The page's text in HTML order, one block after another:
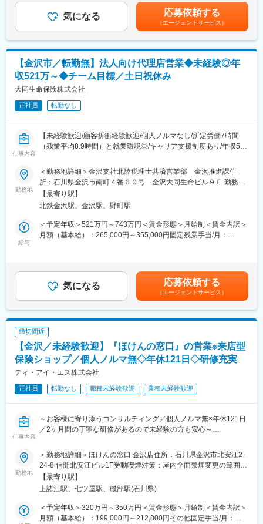
と、長く働ける環境が整っています。また、全国に店舗があるた
め、配偶者の転勤に伴い異動を希望される場合には、会社へ相談
各店舗の開閉時間に応じて早番、遅番がありますが、その中でフ
レックス制度を活用していただくことが可能です。
変更の範囲：会社の定める業務
＼＼ この求人の魅力ポイント ／／
★個人ノルマなし！100％反響型営業／テレアポ・飛び込み営業
なし
★約2か月の充実研修／ブライダル・介護・アパレル・保育など未
経験多数活躍中
★伊藤忠グループの安定基盤◎伊藤忠健保・企業型DCなど福利厚
生充実
★残業月平均9時間・育休復職率96％・定着率92％
★「あなたがいてくれてよかった」と直接感謝される仕事
来店予約・相談希望のお客さまのライフプランを伺い、最適な保
険商品をご案内します。飛び込み・テレアポ・個人ノルマはあり
中途入社でも研修で同期ができ、支え合いながら成長できます。
店舗でも20～30代の仲間が多く、堅苦しい上下関係はありませ
ん！
（1）お客さまの不安・要望を伺います
（2）ライフプランを一緒に考えます
（3）ニーズに合った保険商品をご提案
（4）納得いただけたらご契約⇒手続きなどをサポートします
■評価制度／年1回
目標設定と達成度合いで評価。成績だけでなく、お客さまへの姿
■モデル年収例
・年収：500万円（経験3年／店長候補／月給33万＋賞与）
・年収：700万円（経験4年／店長職／月給43万＋賞与）
・年収：1,100万円（経験4年／ブロック長／月給66万＋賞与）
店舗スタッフから店長、ブロック長へ。意欲に応じてキャリアを
広げられます。
変更の範囲：会社の定める業務
年収はあくまで一例であり、経験・能力を考慮のうえ決定します■
昇給：年1回（8月）■賞与：年2回（2月、8月）を含む賃金はあく
までも目安の金額であり、選考を通じて上下する可能性がありま
す。月給(月額)は固定手当を含めた表記です。
気になる 応募依頼する
（エージェントサービス）
【金沢市／転勤無】法人向け代理店営業◆未経験◎年
収521万～◆チーム目標／土日祝休み
大同生命保険株式会社
正社員 転勤なし
仕事内容
【未経験歓迎/顧客折衝経験歓迎/個人ノルマなし/所定労働7時間
（残業平均8.9時間）と就業環境◎/キャリア支援制度あり/年収521
■業務内容：
中小企業と密接な関係を持つ当社の保険代理店である税理士事務
所を定期的に訪問し、生命保険の販売推進をします。経営者・役
員もしくは従業員を対象とした「お亡くなりになった場合にそな
える」、「働けなくなった場合にそなえる」、「勇退・老後にそ
なえる」、「健康経営に取り組む」など提案のバリエーションは
豊富です。
・財務諸表のデータを用いて算出する必要な保障額を根拠にして
商品をプランニング 等
必要な保障額を適切な商品でカバーする提案手法のため、自信を
できます。
※面接にてご本人の適性を判断し、別の営業ポジションの選考をご
案内する可能性があります。
■業務の流れ：一例
8:45 出社
10:00 代理店との研修・打ち合わせ(必要に応じて先輩・課長が
(大同生命では個人目標ではなくチーム制を敷いています。)
12:00 ランチ
16:00 顧客への代理店と提案同行
(代理店に同行し適切な商品提案をサポートします。)
18:30 退社
■充実した研修制度：
り、そのため商品に関する知識や税務・財務知識がなくても安心
してご入社いただき、異業種・異業界からの方も活躍しておりま
勤務地
＜勤務地詳細＞金沢支社北陸税理士共済営業部 金沢推進課住
所：石川県金沢市南町４番６０号 金沢大同生命ビル９Ｆ 勤務地
最寄駅：金沢駅受動喫煙対策：屋内全面禁煙変更の範囲：会社の
定める事業所
【最寄り駅】
北鉄金沢駅、金沢駅、野町駅
給与
＜予定年収＞521万円～743万円＜賃金形態＞月給制＜賃金内訳＞
月額（基本給）：265,000円～355,000円固定残業手当/月：
験・能力・年齢に応じて個別に決定します。■賞与：年2回賃金は
あくまでも目安の金額であり、選考を通じて上下する可能性があ
ります。月給(月額)は固定手当を含めた表記です。
気になる 応募依頼する
（エージェントサービス）
締切間近
【金沢／未経験歓迎】『ほけんの窓口』の営業※来店型
保険ショップ／個人ノルマ無◇年休121日◇研修充実
ティ・アイ・エス株式会社
正社員 転勤なし 職種未経験歓迎 業種未経験歓迎
仕事内容
～お客様に寄り添うコンサルティング／個人ノルマ無×年休121日
／2ヶ月間の丁寧な研修があるので未経験の方も安心～
■業務概要：
来店されたお客さまへ生命保険・損害保険のご提案を行います。
■業務詳細：
約30社の保険商品の中から、お客さまのご家族構成・ご職業・ラ
イフプランなどに合わせた保険商品をご提案
・「ほけんの窓口」に来店されたお客様へ、生命・損害保険の提
勤務地
＜勤務地詳細＞ほけんの窓口 金沢店住所：石川県金沢市北安江2-
24-8 信開北安江ビル1F受動喫煙対策：屋内全面禁煙変更の範囲：
会社の定める事業所
【最寄り駅】
上諸江駅、七ツ屋駅、磯部駅(石川県)
＜予定年収＞320万円～350万円＜賃金形態＞月給制＜賃金内訳＞
月額（基本給）：199,000円～212,800円その他固定手当/月：